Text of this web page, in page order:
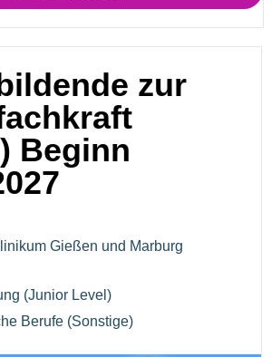
zur
Beginn
Gießen und Marburg
(Junior Level)
Berufe (Sonstige)